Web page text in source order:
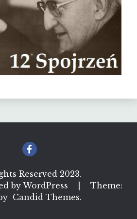
Reserved 2023.
by WordPress
Theme:
Candid Themes.